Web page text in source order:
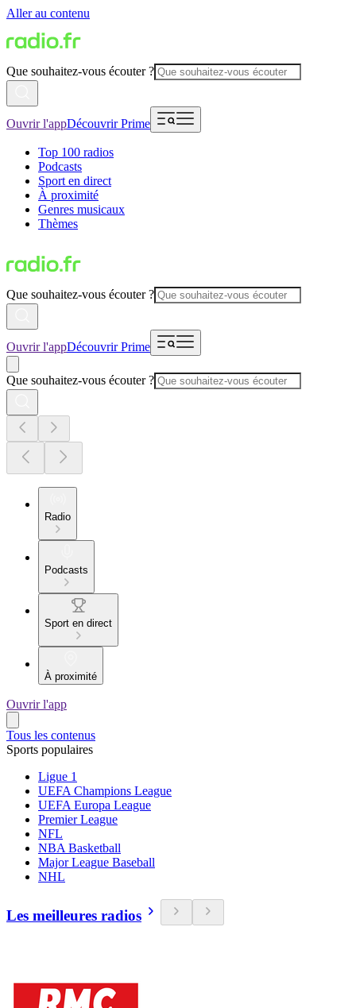
Aller au contenu
Que souhaitez-vous écouter ?
Ouvrir l'appDécouvrir Prime
Top 100 radios
Podcasts
Sport en direct
À proximité
Genres musicaux
Thèmes
Que souhaitez-vous écouter ?
Ouvrir l'appDécouvrir Prime
Que souhaitez-vous écouter ?
Radio
Podcasts
Sport en direct
À proximité
Ouvrir l'app
Tous les contenus
Sports populaires
Ligue 1
UEFA Champions League
UEFA Europa League
Premier League
NFL
NBA Basketball
Major League Baseball
NHL
Les meilleures radios